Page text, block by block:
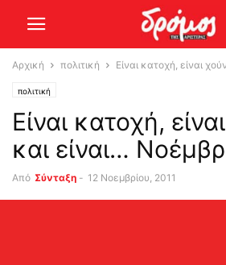
Αρχική πολιτική Είναι κατοχή, είναι
πολιτική
Είναι κατοχή,
και είναι…
Από Σύνταξη - 12 Νοεμβρίου, 2011